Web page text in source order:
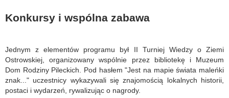
Konkursy i wspólna zabawa
Jednym z elementów programu był II Turniej Wiedzy o Ziemi
Ostrowskiej, organizowany wspólnie przez bibliotekę i Muzeum
Dom Rodziny Pileckich. Pod hasłem "Jest na mapie świata maleńki
znak..." uczestnicy wykazywali się znajomością lokalnych historii,
postaci i wydarzeń, rywalizując o nagrody.